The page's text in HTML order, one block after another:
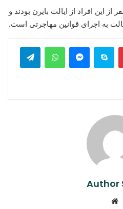
همچنین اشاره کرد که ۱۵ نفر از این افراد از ایالت بایرن بودند و
به اجرای قوانین مهاجرتی است.
Pinterest
Skype
Messenger
WhatsApp
Author